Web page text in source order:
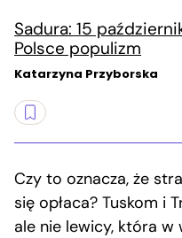
Sadura: 15
Polsce populizm
Katarzyna Przyborska
Czy to oznacza, że
się opłaca? Tuskom i
ale nie lewicy, która